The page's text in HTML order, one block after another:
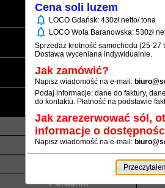
Strona
Sól
Sól luzem
Termin realizacji
Poradnik
Cena soli luzem
notifications LOCO Gdańsk: 430zł netto/ tona
notifications LOCO Wola Baranowska: 530zł
Sprzedaż krotność samochodu (25-27
Dostawa wyceniana indywidualnie.
Jak zamówić?
Napisz wiadomość na e-mail:
Podaj informacje: dane do faktury,
do kontaktu. Płatność na podstawie
Jak zarezerwować sól,
informacje o
Napisz wiadomość na e-mail: